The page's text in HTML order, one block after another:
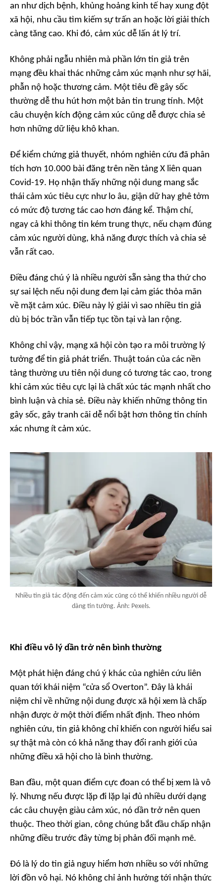
an như dịch bệnh, khủng hoảng kinh tế hay xung đột
xã hội, nhu cầu tìm kiếm sự trấn an hoặc lời giải thích
càng tăng cao. Khi đó, cảm xúc dễ lấn át lý trí.
Không phải ngẫu nhiên mà phần lớn tin giả trên
mạng đều khai thác những cảm xúc mạnh như sợ hãi,
phẫn nộ hoặc thương cảm. Một tiêu đề gây sốc
thường dễ thu hút hơn một bản tin trung tính. Một
câu chuyện kích động cảm xúc cũng dễ được chia sẻ
hơn những dữ liệu khô khan.
Để kiểm chứng giả thuyết, nhóm nghiên cứu đã phân
tích hơn 10.000 bài đăng trên nền tảng X liên quan
Covid-19. Họ nhận thấy những nội dung mang sắc
thái cảm xúc tiêu cực như lo âu, giận dữ hay ghê tởm
có mức độ tương tác cao hơn đáng kể. Thậm chí,
ngay cả khi thông tin kém trung thực, nếu chạm đúng
cảm xúc người dùng, khả năng được thích và chia sẻ
vẫn rất cao.
Điều đáng chú ý là nhiều người sẵn sàng tha thứ cho
sự sai lệch nếu nội dung đem lại cảm giác thỏa mãn
về mặt cảm xúc. Điều này lý giải vì sao nhiều tin giả
dù bị bóc trần vẫn tiếp tục tồn tại và lan rộng.
Không chỉ vậy, mạng xã hội còn tạo ra môi trường lý
tưởng để tin giả phát triển. Thuật toán của các nền
tảng thường ưu tiên nội dung có tương tác cao, trong
khi cảm xúc tiêu cực lại là chất xúc tác mạnh nhất cho
bình luận và chia sẻ. Điều này khiến những thông tin
gây sốc, gây tranh cãi dễ nổi bật hơn thông tin chính
xác nhưng ít cảm xúc.
Nhiều tin giả tác động đến cảm xúc cũng có thể khiến nhiều người dễ
dàng tin tưởng. Ảnh: Pexels.
Khi điều vô lý dần trở nên bình thường
Một phát hiện đáng chú ý khác của nghiên cứu liên
quan tới khái niệm “cửa sổ Overton”. Đây là khái
niệm chỉ về những nội dung được xã hội xem là chấp
nhận được ở một thời điểm nhất định. Theo nhóm
nghiên cứu, tin giả không chỉ khiến con người hiểu sai
sự thật mà còn có khả năng thay đổi ranh giới của
những điều xã hội cho là bình thường.
Ban đầu, một quan điểm cực đoan có thể bị xem là vô
lý. Nhưng nếu được lặp đi lặp lại đủ nhiều dưới dạng
các câu chuyện giàu cảm xúc, nó dần trở nên quen
thuộc. Theo thời gian, công chúng bắt đầu chấp nhận
những điều trước đây từng bị phản đối mạnh mẽ.
Đó là lý do tin giả nguy hiểm hơn nhiều so với những
lời đồn vô hại. Nó không chỉ ảnh hưởng tới nhận thức